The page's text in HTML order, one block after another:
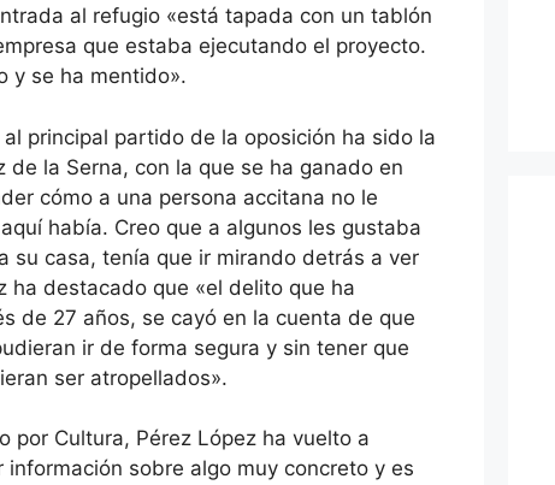
al refugio «está tapada con un tablón
que estaba ejecutando el proyecto.
y se ha mentido».
principal partido de la oposición ha sido la
la Serna, con la que se ha ganado en
cómo a una persona accitana no le
había. Creo que a algunos les gustaba
su casa, tenía que ir mirando detrás a ver
ha destacado que «el delito que ha
de 27 años, se cayó en la cuenta de que
ir de forma segura y sin tener que
ser atropellados».
por Cultura, Pérez López ha vuelto a
sobre algo muy concreto y es